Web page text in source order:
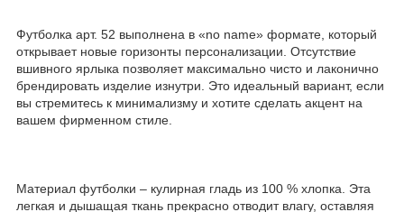
Футболка арт. 52 выполнена в «no name» формате, который
открывает новые горизонты персонализации. Отсутствие
вшивного ярлыка позволяет максимально чисто и лаконично
брендировать изделие изнутри. Это идеальный вариант, если
вы стремитесь к минимализму и хотите сделать акцент на
вашем фирменном стиле.
Материал футболки – кулирная гладь из 100 % хлопка. Эта
легкая и дышащая ткань прекрасно отводит влагу, оставляя